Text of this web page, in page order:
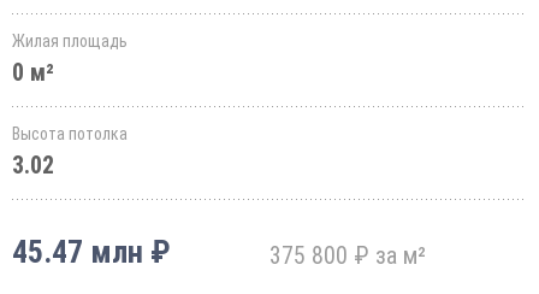
Жилая площадь
0 м²
Высота потолка
3.02
45.47 млн ₽ 375 800 ₽ за м²